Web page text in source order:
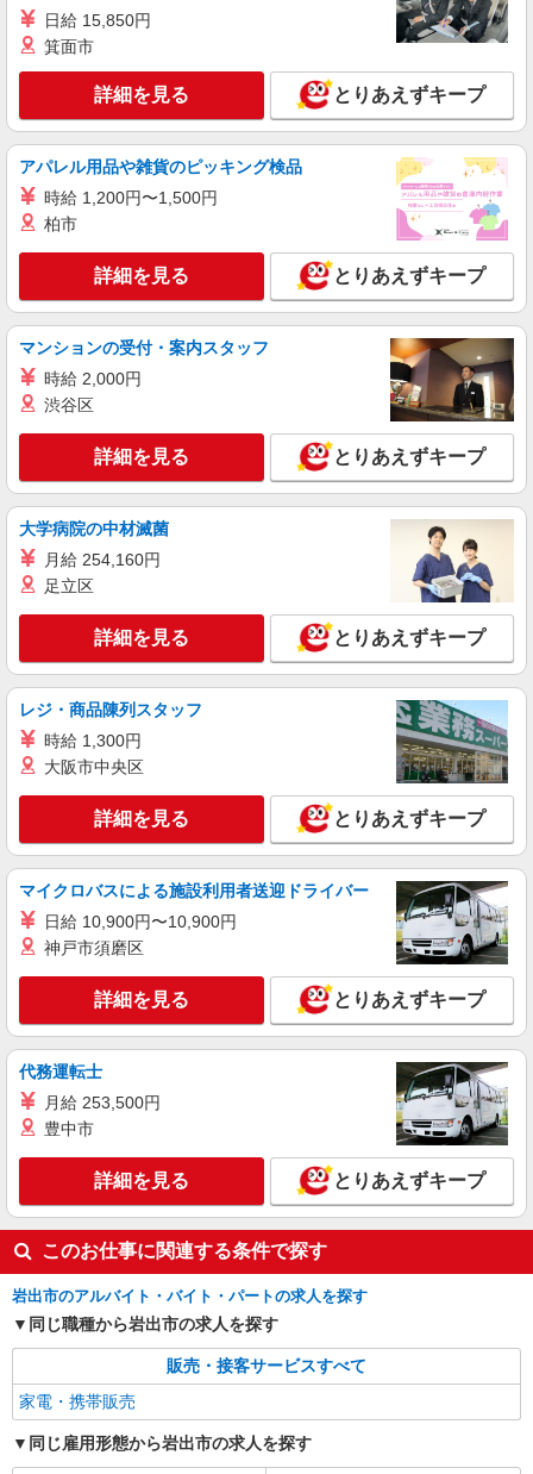
アルバイト パート
ケーズデンキ 岩出店
【平日17時まで】時給1160円 【平日17時以
降・土日祝】時給1260円 ★昇給・昇格制度（年1
回）／賞与あり ※当社規定による
ケーズデンキ 岩出店 ◆和歌山県岩出市岡田
231-1 ☆車通勤OK・バイク通勤OK！（当社規定
あり）
詳細を見る
パート
ケーズデンキ 岩出店
携帯販売スタッフ（短時間）
【平日17時まで】時給1460円 【平日17時以
降・土日祝】時給1560円 〜スタート時の時給で
ケーズデンキ 岩出店 ◆和歌山県岩出市岡田
あり）
キープ 詳細を見る
アルバイト パート
ケーズデンキ 岩出店
携帯販売スタッフ／ロングパートナー
【平 日】時給1460円 【土日祝】時給1560円
〜スタート時の時給です〜 ★嬉しいボーナス・賞
与あり！ ★昇給・昇格制度あり（年1回） ★交通
費規定支給（月5万円まで）
ケーズデンキ 岩出店 ◆和歌山県岩出市岡田
231-1 ☆車通勤OK・バイク通勤OK！（当社規定
あり）
キープ 詳細を見る
日給 15,850円
箕面市
詳細を見る とりあえずキープ
アパレル用品や雑貨のピッキング検品
時給 1,200円〜1,500円
柏市
詳細を見る とりあえずキープ
マンションの受付・案内スタッフ
時給 2,000円
渋谷区
詳細を見る とりあえずキープ
大学病院の中材滅菌
月給 254,160円
足立区
詳細を見る とりあえずキープ
レジ・商品陳列スタッフ
時給 1,300円
大阪市中央区
詳細を見る とりあえずキープ
マイクロバスによる施設利用者送迎ドライバー
日給 10,900円〜10,900円
神戸市須磨区
詳細を見る とりあえずキープ
代務運転士
月給 253,500円
豊中市
詳細を見る とりあえずキープ
このお仕事に関連する条件で探す
岩出市のアルバイト・バイト・パートの求人を探す
同じ職種から岩出市の求人を探す
販売・接客サービスすべて
家電・携帯販売
同じ雇用形態から岩出市の求人を探す